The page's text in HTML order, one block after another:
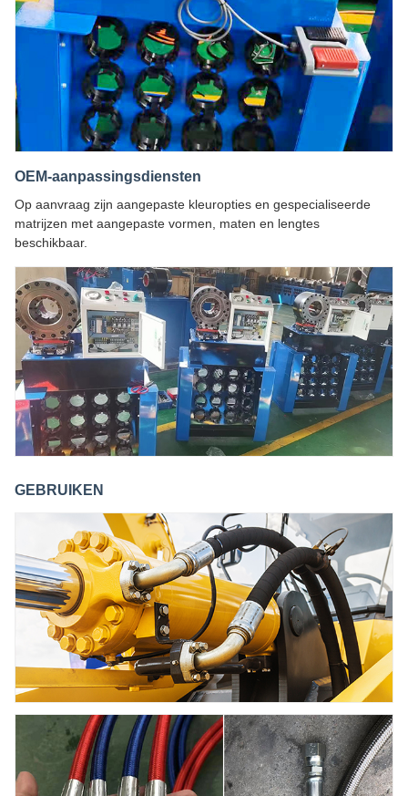
OEM-aanpassingsdiensten
Op aanvraag zijn aangepaste kleuropties en gespecialiseerde
matrijzen met aangepaste vormen, maten en lengtes
beschikbaar.
GEBRUIKEN